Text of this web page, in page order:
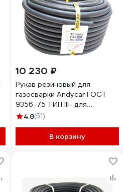
10 230 ₽
Рукав резиновый для
газосварки Andycar ГОСТ
9356-75 ТИП III- для
кислорода 12.0 50м H48
4.8(51)
В корзину